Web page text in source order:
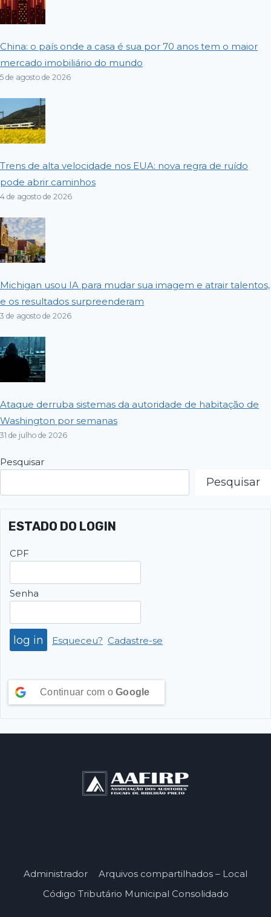
China: o país onde a casa é sua por 70 anos tem o maior
mercado imobiliário do mundo
5 de agosto de 2026
Trens de alta velocidade nos EUA: nova regra de ruído
pode abrir caminhos
4 de agosto de 2026
Michigan usou IA para mudar sua imagem e atrair talentos,
e os resultados surpreenderam
3 de agosto de 2026
Ataque derruba sistemas da autoridade de habitação de
Washington por semanas
31 de julho de 2026
Pesquisar
Pesquisar
ESTADO DO LOGIN
CPF
Senha
Esqueceu? Cadastre-se
Continuar com o Google
Administrador
Arquivos compartilhados – Local
Código Tributário Municipal Consolidado